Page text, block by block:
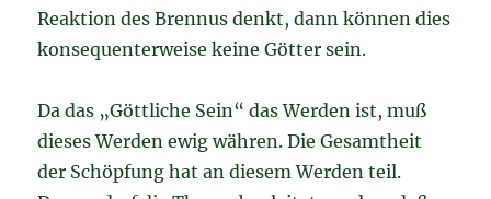
Reaktion des Brennus denkt, dann können dies
konsequenterweise keine Götter sein.
Da das „Göttliche Sein“ das Werden ist, muß
dieses Werden ewig währen. Die Gesamtheit
der Schöpfung hat an diesem Werden teil.